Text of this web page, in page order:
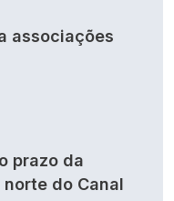
associações
prazo da
do Canal